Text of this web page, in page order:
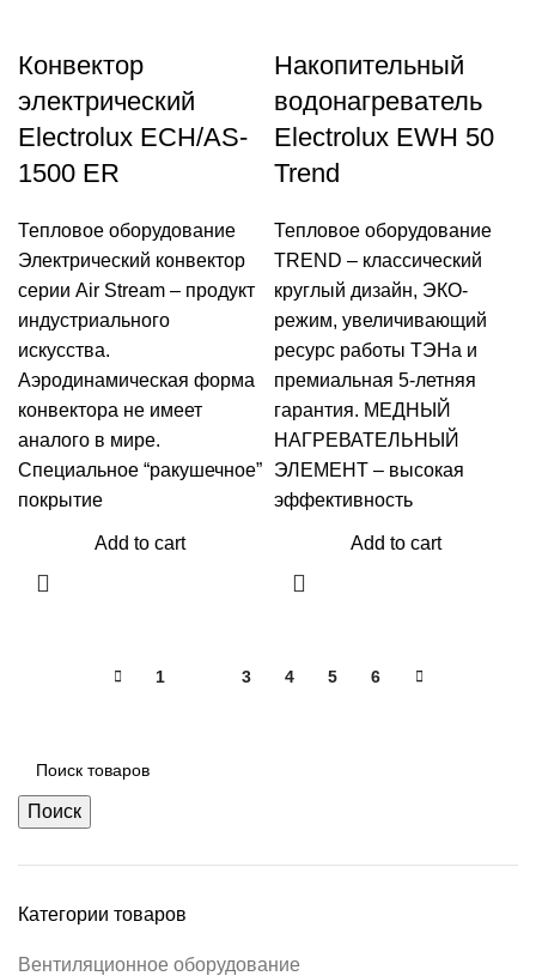
Поиск
Категории товаров
Вентиляционное оборудование
Конвектор
электрический
Electrolux ECH/AS-
1500 ER
Тепловое оборудование
Электрический конвектор
серии Air Stream – продукт
индустриального
искусства.
Аэродинамическая форма
конвектора не имеет
аналого в мире.
Специальное “ракушечное”
покрытие
Add to cart
Накопительный
водонагреватель
Electrolux EWH 50
Trend
Тепловое оборудование
TREND – классический
круглый дизайн, ЭКО-
режим, увеличивающий
ресурс работы ТЭНа и
премиальная 5-летняя
гарантия. МЕДНЫЙ
НАГРЕВАТЕЛЬНЫЙ
ЭЛЕМЕНТ – высокая
эффективность
Add to cart
1 3 4 5 6